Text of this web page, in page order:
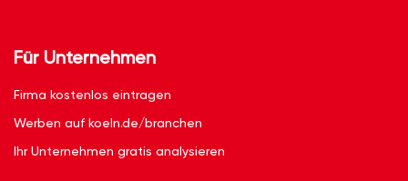
Für Unternehmen
Firma kostenlos eintragen
Werben auf koeln.de/branchen
Ihr Unternehmen gratis analysieren